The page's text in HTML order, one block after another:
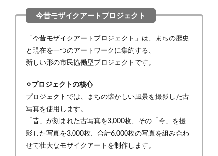
「今昔モザイクアートプロジェクト」は、まちの歴史
と現在を一つのアートワークに集約する、
新しい形の市民協働型プロジェクトです。
⚪︎プロジェクトの核心
プロジェクトでは、まちの懐かしい風景を撮影した古
写真を使用します。
「昔」が刻まれた古写真を3,000枚、その「今」を撮
影した写真を3,000枚、合計6,000枚の写真を組み合わ
せて壮大なモザイクアートを制作します。